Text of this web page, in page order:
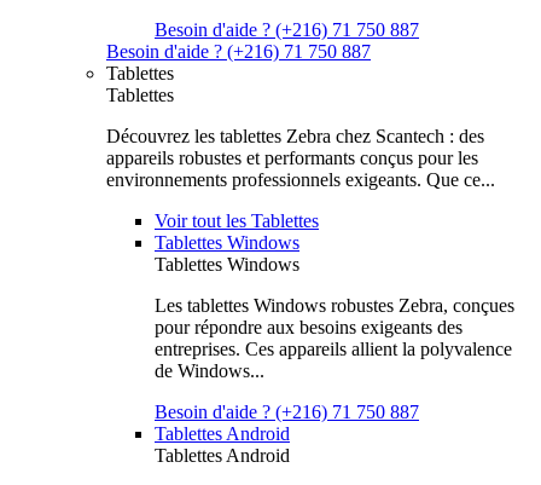
Besoin d'aide ? (+216) 71 750 887
Besoin d'aide ? (+216) 71 750 887
Tablettes
Tablettes
Découvrez les tablettes Zebra chez Scantech : des
appareils robustes et performants conçus pour les
environnements professionnels exigeants. Que ce...
Voir tout les Tablettes
Tablettes Windows
Tablettes Windows
Les tablettes Windows robustes Zebra, conçues
pour répondre aux besoins exigeants des
entreprises. Ces appareils allient la polyvalence
de Windows...
Besoin d'aide ? (+216) 71 750 887
Tablettes Android
Tablettes Android